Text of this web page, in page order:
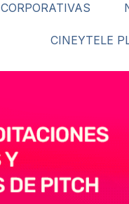
CORPORATIVAS
CINEYTELE